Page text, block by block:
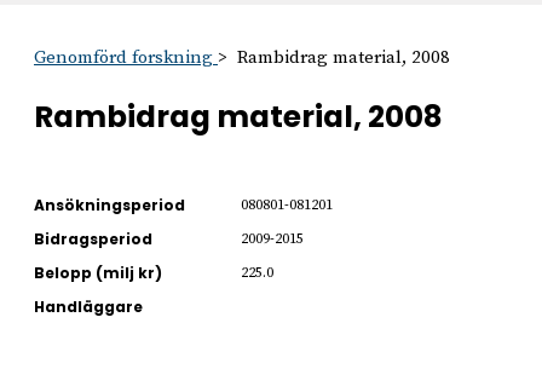
Genomförd forskning Rambidrag material, 2008
Rambidrag material, 2008
Ansökningsperiod 080801-081201
Bidragsperiod 2009-2015
Belopp (milj kr) 225.0
Handläggare